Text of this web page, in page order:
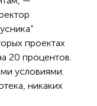
проектах
20 процентов.
условиями:
никаких